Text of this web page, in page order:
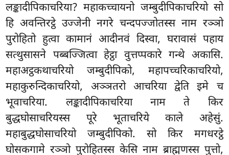
लङ्कादीपिकाचरिया? महाकच्चायनो जम्बुदीपिकाचरियो सो
हि अवन्तिरट्ठे उज्जेनी नगरे चन्दपज्जोतस्स नाम रञ्ञो
पुरोहितो हुत्वा कामानं आदीनवं दिस्वा, घरावासं पहाय
सत्थुसासने पब्बज्जित्वा हेट्ठा वुत्तप्पकारे गन्थे अकासि.
महाअट्ठकथाचरियो जम्बुदीपिको, महापच्चरिकाचरियो,
महाकुरुन्दिकाचरियो, अञ्ञतरो आचरिया द्वेति इमे च
भूवाचरिया. लङ्कादीपिकाचरिया नाम ते किर
बुद्धघोसाचरियस्स पूरे भूताचरिये काले अहेसुं.
महाबुद्धघोसाचरियो जम्बुदीपिको. सो किर मगधरट्ठे
घोसकगामे रञ्ञो पुरोहितस्स केसि नाम ब्राह्मणस्स पुत्तो,